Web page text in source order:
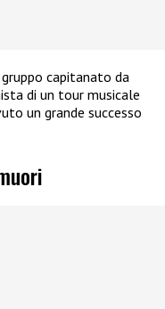
capitanato da
di un tour musicale
un grande successo